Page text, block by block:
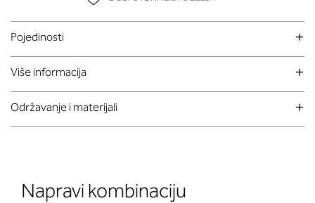
Pojedinosti
Više informacija
Održavanje i materijali
Napravi kombinaciju